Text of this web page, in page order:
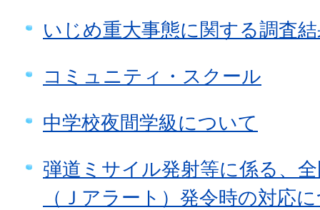
いじめ重大事態に関する調査
コミュニティ・スクール
中学校夜間学級について
弾道ミサイル発射等に係る、
（Ｊアラート）発令時の対応